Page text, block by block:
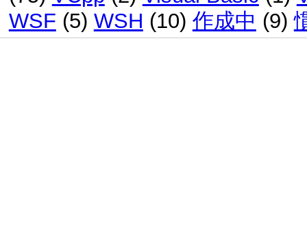
WSF (5) WSH (10) 作成中 (9)